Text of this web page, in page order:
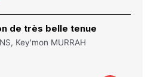
de très belle tenue
Key'mon MURRAH